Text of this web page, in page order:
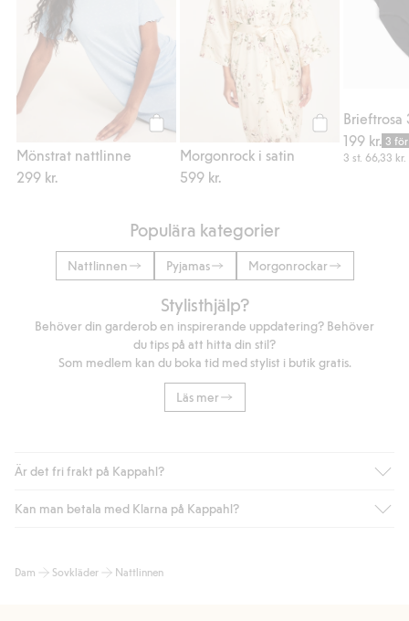
Mönstrat nattlinne
299 kr.
Morgonrock i satin
599 kr.
Brieftrosa
199 kr. 3
3 st.66,33 kr.
Populära kategorier
Nattlinnen Pyjamas Morgonrockar
Stylisthjälp?
Behöver din garderob en inspirerande uppdatering? Behöver
du tips på att hitta din stil?
Som medlem kan du boka tid med stylist i butik gratis.
Läs mer
Är det fri frakt på Kappahl?
Är du medlem i Kappahl Club har du alltid gratis frakt till butik
automatik efter du loggat in och identifierats som medlem.
Kan man betala med Klarna på Kappahl?
bland annat faktura och swish men även andra betalningssätt.
Dam Sovkläder Nattlinnen